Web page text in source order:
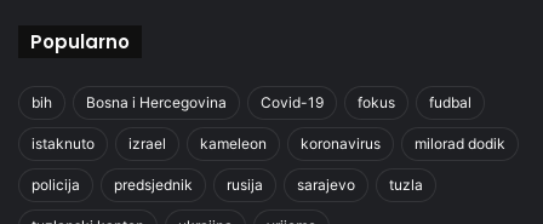
Popularno
bih Bosna i Hercegovina Covid-19 fokus fudbal
istaknuto izrael kameleon koronavirus milorad dodik
policija predsjednik rusija sarajevo tuzla